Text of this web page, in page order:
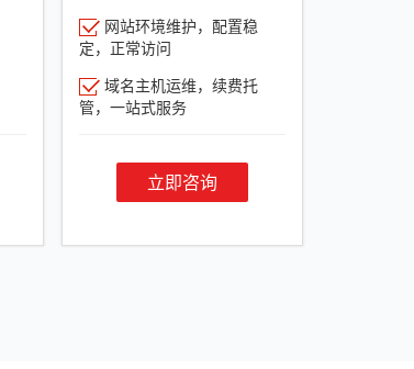
网站环境维护，配置稳
定，正常访问
域名主机运维，续费托
管，一站式服务
立即咨询